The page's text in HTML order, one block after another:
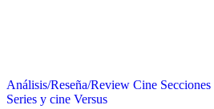
Análisis/Reseña/Review Cine Secciones
Series y cine Versus